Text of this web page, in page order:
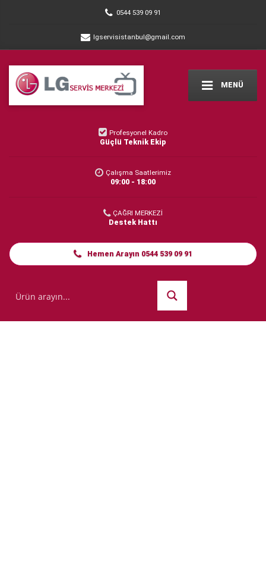
0544 539 09 91
lgservisistanbul@gmail.com
MENÜ
Profesyonel Kadro
Güçlü Teknik Ekip
Çalışma Saatlerimiz
09:00 - 18:00
ÇAĞRI MERKEZİ
Destek Hattı
Hemen Arayın 0544 539 09 91